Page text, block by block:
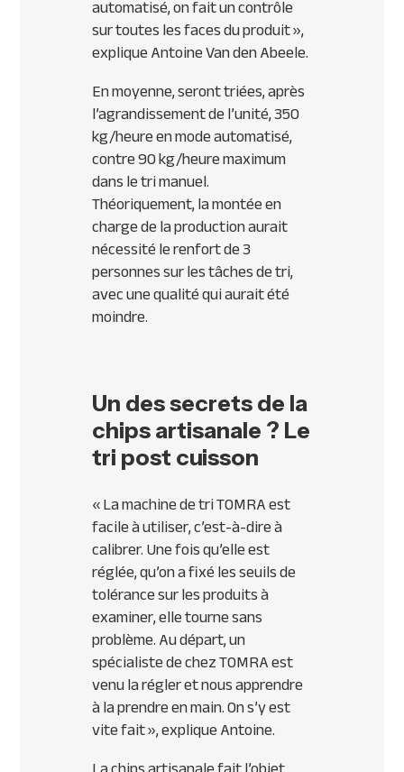
automatisé, on fait un contrôle
sur toutes les faces du produit»,
explique Antoine Van den Abeele.
En moyenne, seront triées, après
l’agrandissement de l’unité, 350
kg/heure en mode automatisé,
contre 90 kg/heure maximum
dans le tri manuel.
Théoriquement, la montée en
charge de la production aurait
nécessité le renfort de 3
personnes sur les tâches de tri,
avec une qualité qui aurait été
moindre.
Un des secrets de la
chips artisanale ? Le
tri post cuisson
«La machine de tri TOMRA est
facile à utiliser, c’est-à-dire à
calibrer. Une fois qu’elle est
réglée, qu’on a fixé les seuils de
tolérance sur les produits à
examiner, elle tourne sans
problème. Au départ, un
spécialiste de chez TOMRA est
venu la régler et nous apprendre
à la prendre en main. On s’y est
vite fait», explique Antoine.